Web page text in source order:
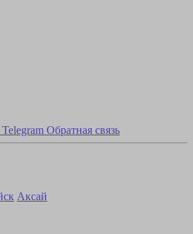
Telegram Обратная связь
Аксай